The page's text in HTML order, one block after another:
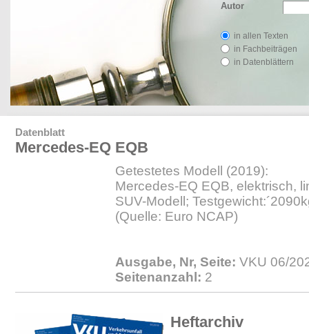
Autor
in allen Texten
in Fachbeiträgen
in Datenblättern
Datenblatt
Mercedes-EQ EQB
Getestetes Modell (2019):
Mercedes-EQ EQB, elektrisch,
SUV-Modell;
(Quelle: Euro NCAP)
Ausgabe, Nr, Seite: VKU 06/
Seitenanzahl: 2
Heftarchiv